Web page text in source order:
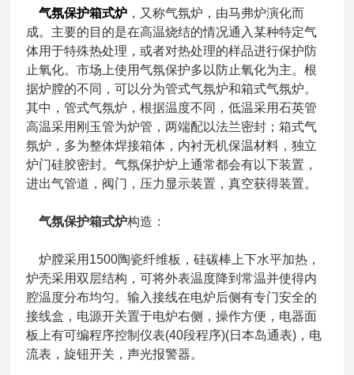
气氛保护箱式炉 ，又称气氛炉，由马弗炉演化而
成。主要的目的是在高温烧结的情况通入某种特定气
体用于特殊热处理，或者对热处理的样品进行保护防
止氧化。市场上使用气氛保护多以防止氧化为主。根
据炉膛的不同，可以分为管式气氛炉和箱式气氛炉。
其中，管式气氛炉，根据温度不同，低温采用石英管
高温采用刚玉管为炉管，两端配以法兰密封；箱式气
氛炉，多为整体焊接箱体，内衬无机保温材料，独立
炉门硅胶密封。气氛保护炉上通常都会有以下装置，
进出气管道，阀门，压力显示装置，真空获得装置。
气氛保护箱式炉构造：
炉膛采用1500陶瓷纤维板，硅碳棒上下水平加热，
炉壳采用双层结构，可将外表温度降到常温并使得内
腔温度分布均匀。输入接线在电炉后侧有专门安全的
接线盒，电源开关置于电炉右侧，操作方便，电器面
板上有可编程序控制仪表(40段程序)(日本岛通表)，电
流表，旋钮开关，声光报警器。